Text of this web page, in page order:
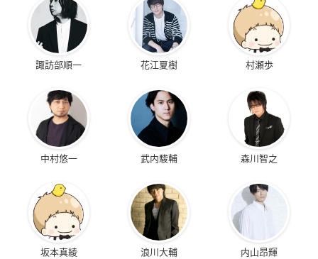
諏訪部順一 花江夏樹 村瀬歩
中村悠一 武内駿輔 森川智之
坂本真綾 浪川大輔 内山昂輝